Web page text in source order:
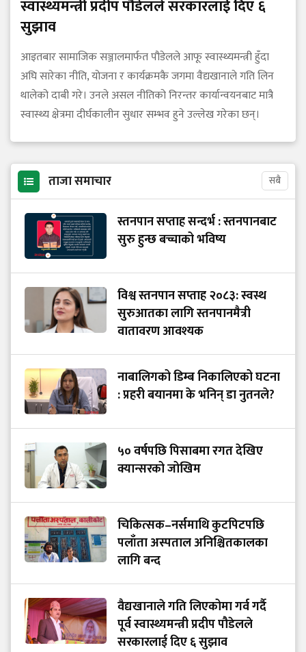
स्वास्थ्यमन्त्री प्रदीप पौडेलले सरकारलाई दिए ६
सुझाव
आइतबार सामाजिक सञ्जालमार्फत पौडेलले आफू स्वास्थ्यमन्त्री हुँदा
अघि सारेका नीति, योजना र कार्यक्रमकै जगमा वैद्यखानाले गति लिन
थालेको दाबी गरे। उनले असल नीतिको निरन्तर कार्यान्वयनबाट मात्रै
स्वास्थ्य क्षेत्रमा दीर्घकालीन सुधार सम्भव हुने उल्लेख गरेका छन्।
ताजा समाचार सबै
स्तनपान सप्ताह सन्दर्भ : स्तनपानबाट
सुरु हुन्छ बच्चाको भविष्य
विश्व स्तनपान सप्ताह २०८३: स्वस्थ
सुरुआतका लागि स्तनपानमैत्री
वातावरण आवश्यक
नाबालिगको डिम्ब निकालिएको घटना
: प्रहरी बयानमा के भनिन् डा नुतनले?
५० वर्षपछि पिसाबमा रगत देखिए
क्यान्सरको जोखिम
चिकित्सक–नर्समाथि कुटपिटपछि
पलाँता अस्पताल अनिश्चितकालका
लागि बन्द
वैद्यखानाले गति लिएकोमा गर्व गर्दै
पूर्व स्वास्थ्यमन्त्री प्रदीप पौडेलले
सरकारलाई दिए ६ सुझाव